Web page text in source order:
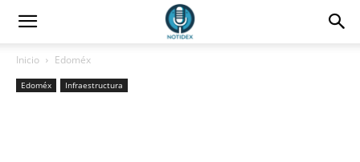
Inicio Edoméx
Edoméx Infraestructura